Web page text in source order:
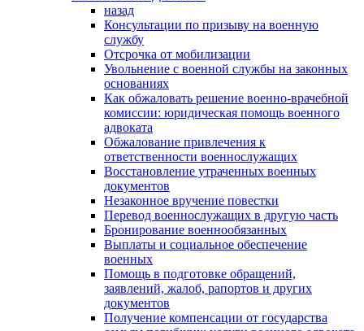
назад
Консультации по призыву на военную
службу
Отсрочка от мобилизации
Увольнение с военной службы на законных
основаниях
Как обжаловать решение военно-врачебной
комиссии: юридическая помощь военного
адвоката
Обжалование привлечения к
ответственности военнослужащих
Восстановление утраченных военных
документов
Незаконное вручение повестки
Перевод военнослужащих в другую часть
Бронирование военнообязанных
Выплаты и социальное обеспечение
военных
Помощь в подготовке обращений,
заявлений, жалоб, рапортов и других
документов
Получение компенсации от государства